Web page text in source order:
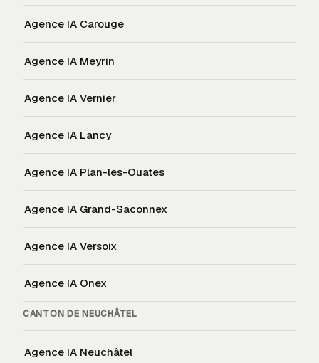
Agence IA Carouge
Agence IA Meyrin
Agence IA Vernier
Agence IA Lancy
Agence IA Plan-les-Ouates
Agence IA Grand-Saconnex
Agence IA Versoix
Agence IA Onex
CANTON DENEUCHÂTEL
Agence IA Neuchâtel